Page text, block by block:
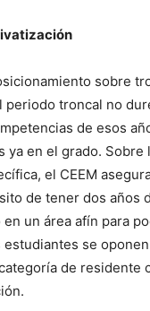
sobre
periodo troncal no
de esos
ya en el grado. Sobre
el CEEM
de tener dos años
un área afín para
estudiantes se
de residente